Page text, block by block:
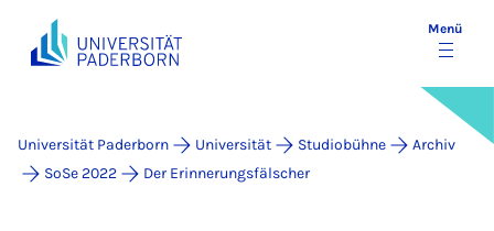
Menü
Universität Paderborn Universität Studiobühne
Archiv
SoSe 2022
Der Erinnerungsfälscher